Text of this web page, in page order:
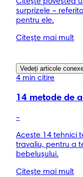
surprizele –
pentru ele.
Citește mai mult
Vedeți articole
4 min citire
14 metode de
-
Aceste 14 tehnici
travaliu, pentru a
bebeluşului.
Citește mai mult